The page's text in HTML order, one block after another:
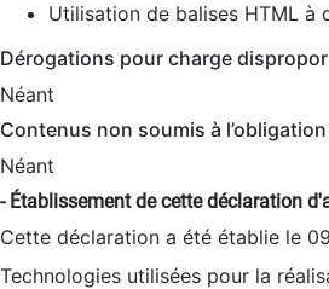
Utilisation de balises HTML à
Dérogations pour charge
Néant
Contenus non soumis à
Néant
- Établissement de cette déclaration
Cette déclaration a été établie le
Technologies utilisées pour la